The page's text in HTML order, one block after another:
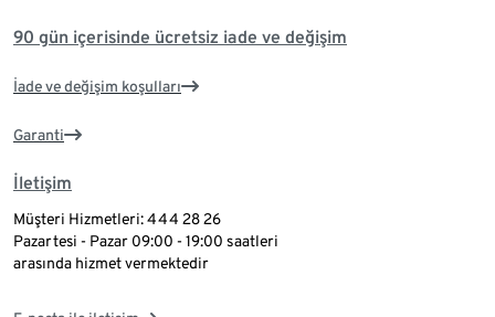
90 gün içerisinde ücretsiz iade ve değişim
İade ve değişim koşulları
Garanti
İletişim
Müşteri Hizmetleri: 444 28 26
Pazartesi - Pazar 09:00 - 19:00 saatleri
arasında hizmet vermektedir